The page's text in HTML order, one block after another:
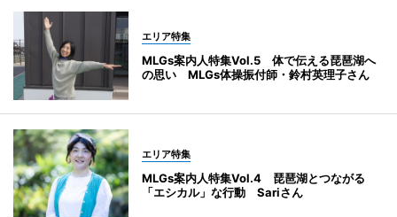
エリア特集
MLGs案内人特集Vol.5 体で伝える琵琶湖へ
の思い MLGs体操振付師・鈴村英理子さん
エリア特集
MLGs案内人特集Vol.4 琵琶湖とつながる
「エシカル」な行動 Sariさん